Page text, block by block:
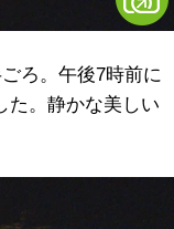
ろ。午後7時前に
た。静かな美しい